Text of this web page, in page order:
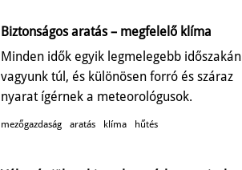
Biztonságos aratás – megfelelő klíma
Minden idők egyik legmelegebb időszakán
vagyunk túl, és különösen forró és száraz
nyarat ígérnek a meteorológusok.
mezőgazdaság aratás klíma hűtés